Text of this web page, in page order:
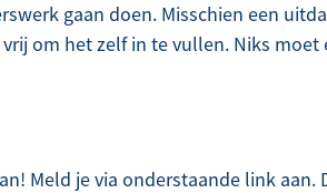
gaan doen. Misschien een
om het zelf in te vullen. Niks moet
Meld je via onderstaande link aan.